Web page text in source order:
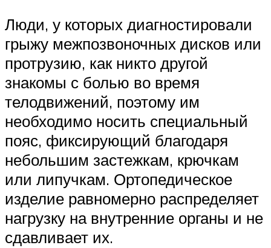
Люди, у которых диагностировали
грыжу межпозвоночных дисков или
протрузию, как никто другой
знакомы с болью во время
телодвижений, поэтому им
необходимо носить специальный
пояс, фиксирующий благодаря
небольшим застежкам, крючкам
или липучкам. Ортопедическое
изделие равномерно распределяет
нагрузку на внутренние органы и не
сдавливает их.